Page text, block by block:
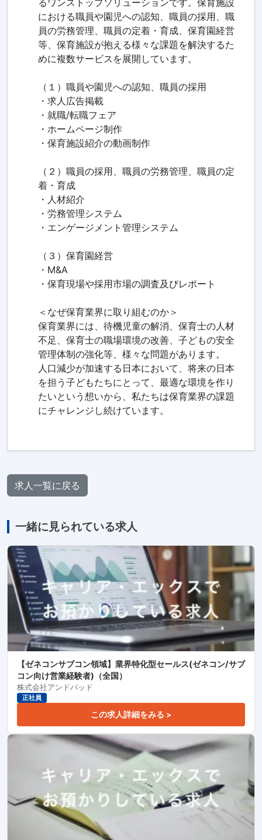
るワンストップソリューションです。保育施設
における職員や園児への認知、職員の採用、職
員の労務管理、職員の定着・育成、保育園経営
等、保育施設が抱える様々な課題を解決するた
めに複数サービスを展開しています。
（１）職員や園児への認知、職員の採用
・求人広告掲載
・就職/転職フェア
・ホームページ制作
・保育施設紹介の動画制作
（２）職員の採用、職員の労務管理、職員の定
着・育成
・人材紹介
・労務管理システム
・エンゲージメント管理システム
（３）保育園経営
・M&A
・保育現場や採用市場の調査及びレポート
＜なぜ保育業界に取り組むのか＞
保育業界には、待機児童の解消、保育士の人材
不足、保育士の職場環境の改善、子どもの安全
管理体制の強化等、様々な問題があります。
人口減少が加速する日本において、将来の日本
を担う子どもたちにとって、最適な環境を作り
たいという想いから、私たちは保育業界の課題
にチャレンジし続けています。
求人一覧に戻る
一緒に見られている求人
【ゼネコンサブコン領域】業界特化型セールス(ゼネコン/サブ
コン向け営業経験者)（全国）
株式会社アンドパッド
正社員
この求人詳細をみる >